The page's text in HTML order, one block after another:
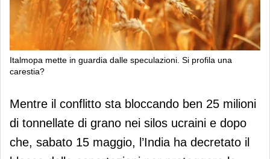
Italmopa mette in guardia dalle speculazioni. Si profila una
carestia?
Italmopa mette in guardia dalle
speculazioni. Si profila una carestia?
Mentre il conflitto sta bloccando ben 25 milioni
di tonnellate di grano nei silos ucraini e dopo
che, sabato 15 maggio, l’India ha decretato il